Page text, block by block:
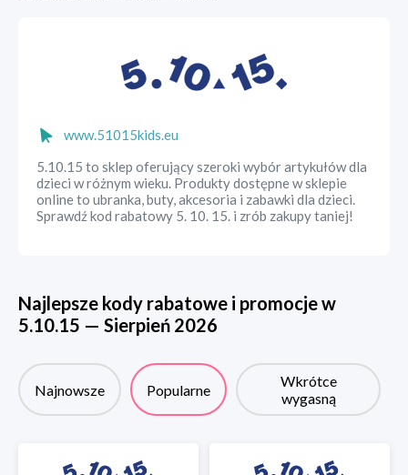
www.51015kids.eu
5.10.15 to sklep oferujący szeroki wybór artykułów dla
dzieci w różnym wieku. Produkty dostępne w sklepie
online to ubranka, buty, akcesoria i zabawki dla dzieci.
Sprawdź kod rabatowy 5. 10. 15. i zrób zakupy taniej!
Najlepsze kody rabatowe i promocje w
5.10.15 — Sierpień 2026
Najnowsze Popularne
Wkrótce
wygasną